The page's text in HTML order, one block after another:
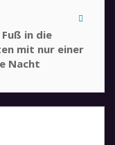
in die
mit nur einer
Nacht